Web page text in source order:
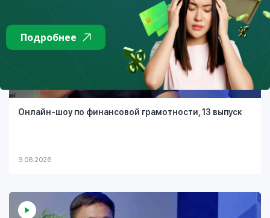
Онлайн-шоу по финансовой грамотности, 13 выпуск
9.08.2026
Подробнее